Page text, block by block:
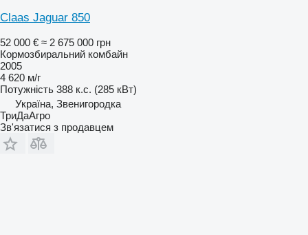
Claas Jaguar 850
52 000 € ≈ 2 675 000 грн
Кормозбиральний комбайн
2005
4 620 м/г
Потужність 388 к.с. (285 кВт)
Україна, Звенигородка
ТриДаАгро
Зв'язатися з продавцем